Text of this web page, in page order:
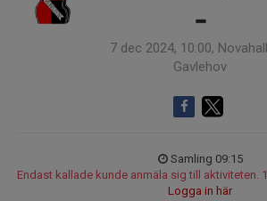
-
7 dec 2024, 10:00,
Gavlehov
Samling 09:15
Endast kallade kunde anmäla sig till aktiviteten.
Logga in här